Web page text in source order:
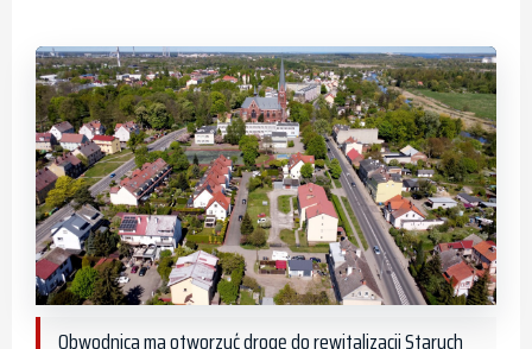
Obwodnica ma otworzyć drogę do rewitalizacji Starych